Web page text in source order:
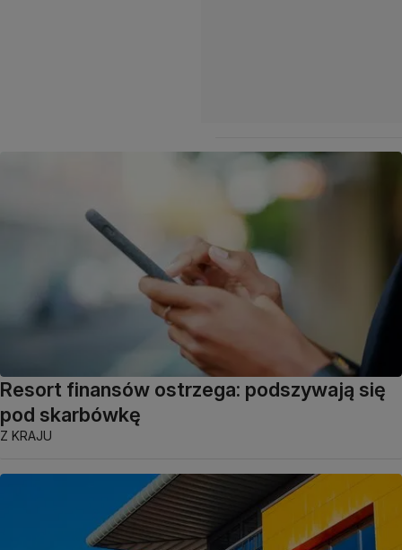
Resort finansów ostrzega: podszywają się
pod skarbówkę
Z KRAJU